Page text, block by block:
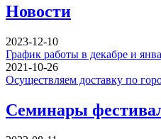
Новости
2023-12-10
График работы в декабре и
2021-10-26
Осуществляем доставку по
Семинары